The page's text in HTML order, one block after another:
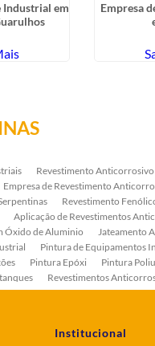
Industrial em
Empresa
Revestimento
Empresa de Revestimento
Revestimento
Aplicação de Revestimentos
Óxido de Aluminio
Jateamento
Pintura de Equipamentos
Pintura Epóxi Pintura
Revestimentos
Serviço de Jateamento em
Institucional